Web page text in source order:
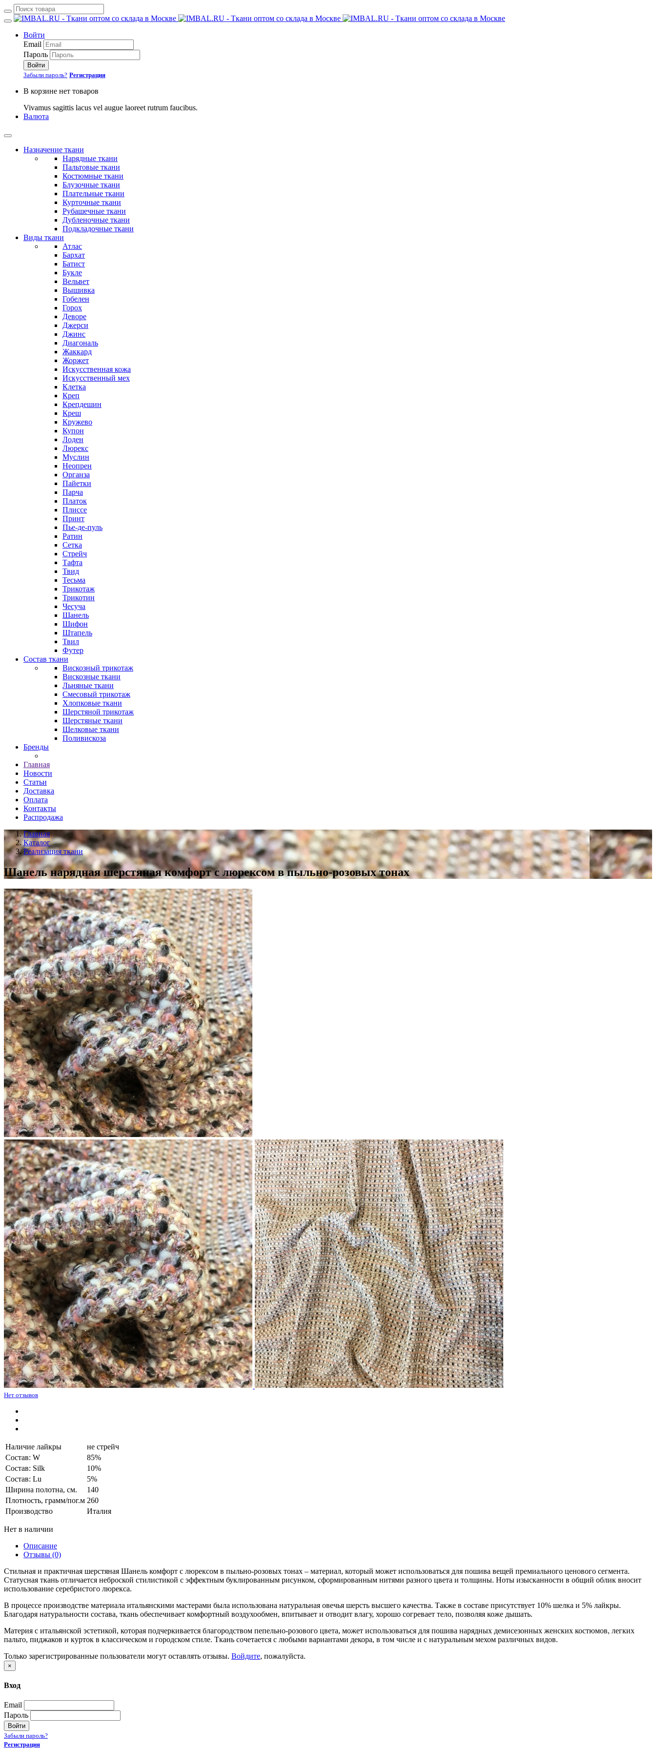
Войти
Email
Пароль
Войти
Забыли пароль? Регистрация
В корзине нет товаров
Vivamus sagittis lacus vel augue laoreet rutrum faucibus.
Валюта
Назначение ткани
Нарядные ткани
Пальтовые ткани
Костюмные ткани
Блузочные ткани
Плательные ткани
Курточные ткани
Рубашечные ткани
Дубленочные ткани
Подкладочные ткани
Виды ткани
Атлас
Бархат
Батист
Букле
Вельвет
Вышивка
Гобелен
Горох
Деворе
Джерси
Джинс
Диагональ
Жаккард
Жоржет
Искусственная кожа
Искусственный мех
Клетка
Креп
Крепдешин
Креш
Кружево
Купон
Лоден
Люрекс
Муслин
Неопрен
Органза
Пайетки
Парча
Платок
Плиссе
Принт
Пье-де-пуль
Ратин
Сетка
Стрейч
Тафта
Твид
Тесьма
Трикотаж
Трикотин
Чесуча
Шанель
Шифон
Штапель
Твил
Футер
Состав ткани
Вискозный трикотаж
Вискозные ткани
Льняные ткани
Смесовый трикотаж
Хлопковые ткани
Шерстяной трикотаж
Шерстяные ткани
Шелковые ткани
Поливискоза
Бренды
Главная
Новости
Статьи
Доставка
Оплата
Контакты
Распродажа
Главная
Каталог
Реализация ткани
Шанель нарядная шерстяная комфорт с люрексом в пыльно-розовых тонах
Нет отзывов
Наличие лайкры
не стрейч
Состав: W
85%
Состав: Silk
10%
Состав: Lu
5%
Ширина полотна, см.
140
Плотность, грамм/пог.м 260
Производство
Италия
Нет в наличии
Описание
Отзывы (0)
Стильная и практичная шерстяная Шанель комфорт с люрексом в пыльно-розовых тонах – материал, который может использоваться для пошива вещей премиального ценового сегмента.
Статусная ткань отличается неброской стилистикой с эффектным буклированным рисунком, сформированным нитями разного цвета и толщины. Ноты изысканности в общий облик вносит
использование серебристого люрекса.
В процессе производстве материала итальянскими мастерами была использована натуральная овечья шерсть высшего качества. Также в составе присутствует 10% шелка и 5% лайкры.
Благодаря натуральности состава, ткань обеспечивает комфортный воздухообмен, впитывает и отводит влагу, хорошо согревает тело, позволяя коже дышать.
Материя с итальянской эстетикой, которая подчеркивается благородством пепельно-розового цвета, может использоваться для пошива нарядных демисезонных женских костюмов, легких
пальто, пиджаков и курток в классическом и городском стиле. Ткань сочетается с любыми вариантами декора, в том числе и с натуральным мехом различных видов.
Только зарегистрированные пользователи могут оставлять отзывы. Войдите, пожалуйста.
×
Вход
Email
Пароль
Войти
Забыли пароль?
Регистрация